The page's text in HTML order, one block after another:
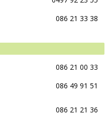
086 21 33 38
086 21 00 33
086 49 91 51
086 21 21 36